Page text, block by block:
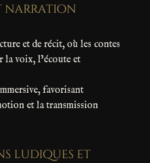
narration
et de récit, où les contes
la voix, l’écoute et
favorisant
et la transmission
ludiques et